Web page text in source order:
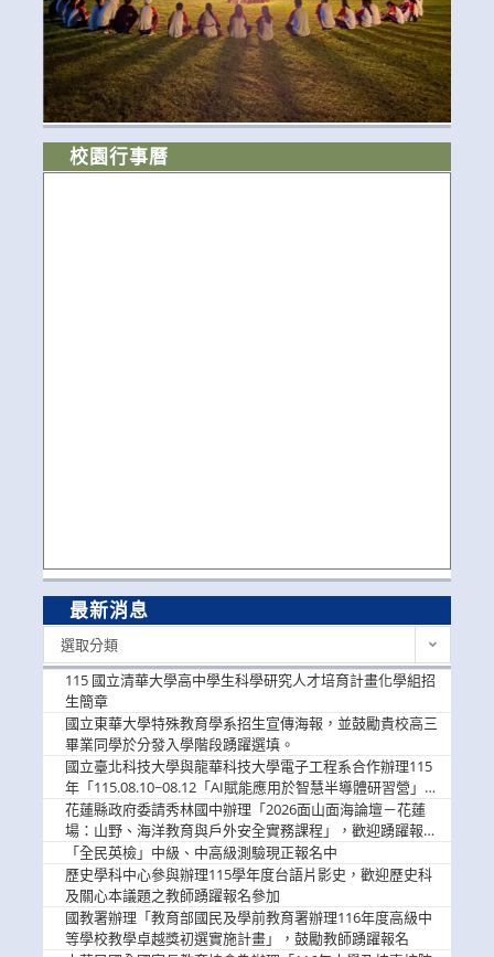
校園行事曆
最新消息
選取分類
115 國立清華大學高中學生科學研究人才培育計畫化學組招
生簡章
國立東華大學特殊教育學系招生宣傳海報，並鼓勵貴校高三
畢業同學於分發入學階段踴躍選填。
國立臺北科技大學與龍華科技大學電子工程系合作辦理115
年「115.08.10~08.12「AI賦能應用於智慧半導體研習營」，
歡迎學生踴躍報名參加
花蓮縣政府委請秀林國中辦理「2026面山面海論壇－花蓮
場：山野、海洋教育與戶外安全實務課程」，歡迎踴躍報名
參加
「全民英檢」中級、中高級測驗現正報名中
歷史學科中心參與辦理115學年度台語片影史，歡迎歷史科
及關心本議題之教師踴躍報名參加
國教署辦理「教育部國民及學前教育署辦理116年度高級中
等學校教學卓越獎初選實施計畫」，鼓勵教師踴躍報名